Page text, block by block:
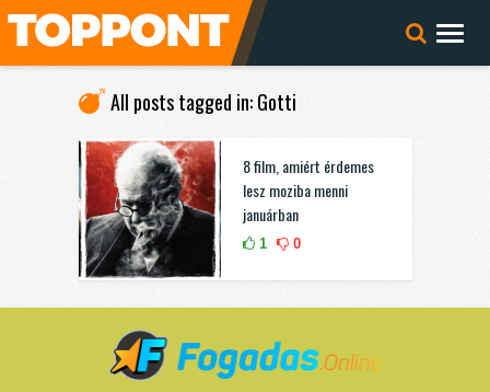
All posts tagged in: Gotti
8 film, amiért érdemes
lesz moziba menni
januárban
1 0